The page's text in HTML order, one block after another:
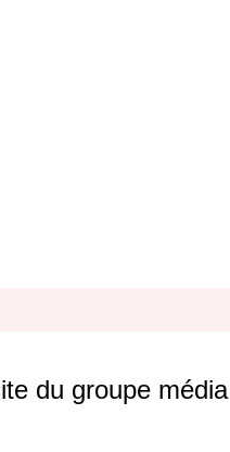
du groupe média